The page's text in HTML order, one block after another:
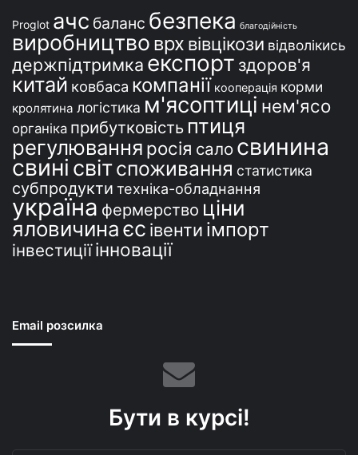
Proglot ачс баланс безпека благодійність
виробництво врх вівцікози відволікись
держпідтримка експорт здоров'я
китай ковбаса компанії кооперація корми
кролятина логістика м'ясоптиці нем'ясо
органіка прибутковість птиця
регулювання росія сало свинина
свині світспоживання статистика
субпродукти техніка-обладнання
україна фермерство ціни
яловичинаєс івенти імпорт
інвестиції інновації
Email розсилка
Бути в курсі!